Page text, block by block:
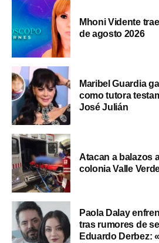
Mhoni Vidente
de agosto 2026
Maribel Guardia
como tutora
José Julián
Atacan a balazos
colonia Valle
Paola Dalay
tras rumores de
Eduardo Derbez: